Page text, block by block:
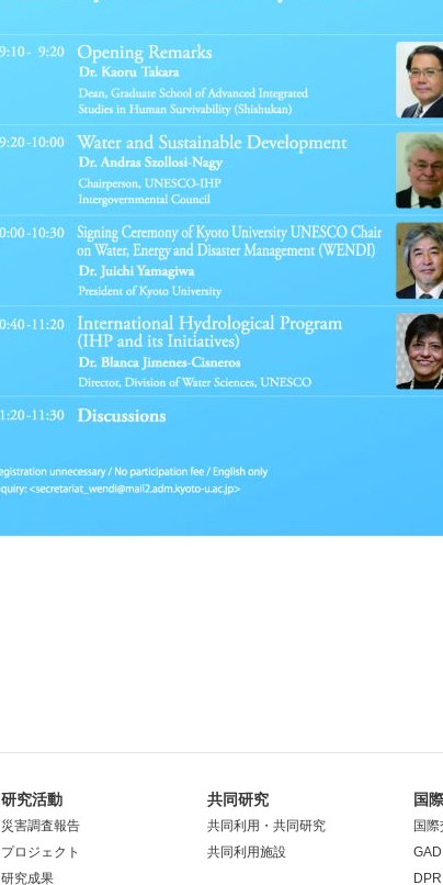
研究活動
災害調査報告
プロジェクト
研究成果
共同研究
共同利用・共同研究
共同利用施設
国
国